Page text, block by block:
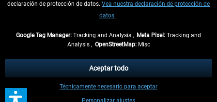
INFORMACIÓN
tasas de recepción si no se describe lo contrario
** De aplicación a envíos dentro de Alemania. Los plazos de envío para los
demás países se pueden consultar en lainformación de envío
declaración de protección de datos. Vea nuestra declaración de protección de
datos.
Google Tag Manager: Tracking and Analysis , Meta Pixel: Tracking and
Analysis , OpenStreetMap:Misc
Personalizar ajustes
Técnicamente necesario para aceptar
Aceptar todo